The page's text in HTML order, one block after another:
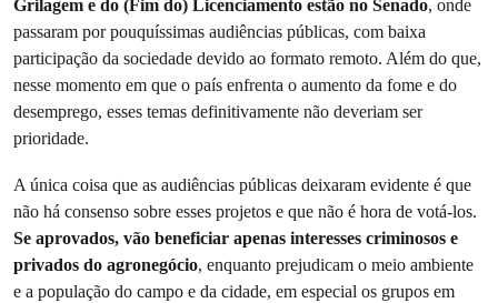
Grilagem e do (Fim do) Licenciamento estão no Senado, onde
passaram por pouquíssimas audiências públicas, com baixa
participação da sociedade devido ao formato remoto. Além do que,
nesse momento em que o país enfrenta o aumento da fome e do
desemprego, esses temas definitivamente não deveriam ser
prioridade.
A única coisa que as audiências públicas deixaram evidente é que
não há consenso sobre esses projetos e que não é hora de votá-los.
Se aprovados, vão beneficiar apenas interesses criminosos e
privados do agronegócio, enquanto prejudicam o meio ambiente
e a população do campo e da cidade, em especial os grupos em